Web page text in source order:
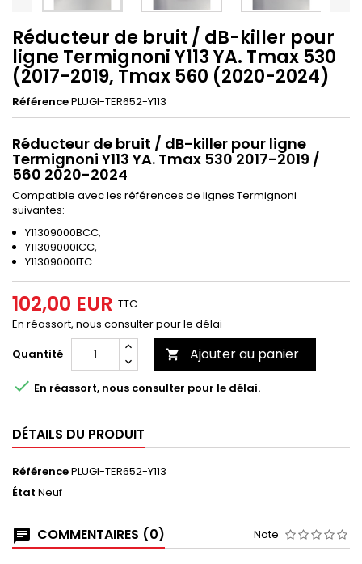
Réducteur de bruit / dB-killer pour
ligne Termignoni Y113 YA. Tmax 530
(2017-2019, Tmax 560 (2020-2024)
RéférencePLUGI-TER652-Y113
Réducteur de bruit / dB-killer pour ligne
Termignoni Y113 YA. Tmax 530 2017-2019 /
560 2020-2024
Compatible avec les références de lignes Termignoni
suivantes:
Y11309000BCC,
Y11309000ICC,
Y11309000ITC.
102,00 EUR TTC
En réassort, nous consulter pour le délai
Quantité
 Ajouter au panier
 En réassort, nous consulter pour le délai.
DÉTAILS DU PRODUIT
RéférencePLUGI-TER652-Y113
État Neuf
COMMENTAIRES (0) Note